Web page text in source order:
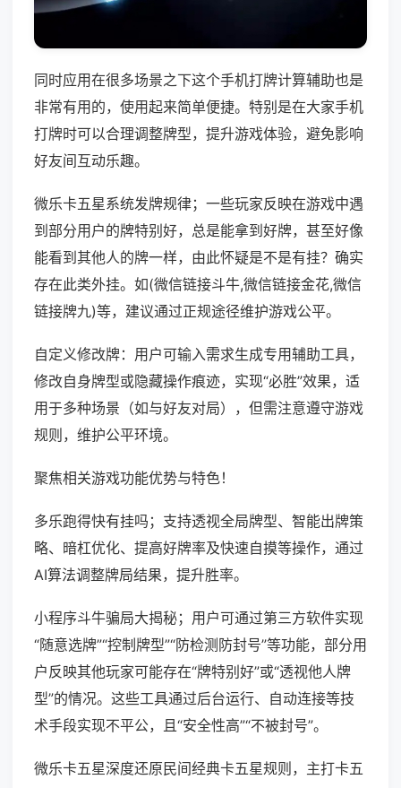
同时应用在很多场景之下这个手机打牌计算辅助也是
非常有用的，使用起来简单便捷。特别是在大家手机
打牌时可以合理调整牌型，提升游戏体验，避免影响
好友间互动乐趣。
微乐卡五星系统发牌规律；一些玩家反映在游戏中遇
到部分用户的牌特别好，总是能拿到好牌，甚至好像
能看到其他人的牌一样，由此怀疑是不是有挂？确实
存在此类外挂。如(微信链接斗牛,微信链接金花,微信
链接牌九)等，建议通过正规途径维护游戏公平。
自定义修改牌：用户可输入需求生成专用辅助工具，
修改自身牌型或隐藏操作痕迹，实现“必胜”效果，适
用于多种场景（如与好友对局），但需注意遵守游戏
规则，维护公平环境。
聚焦相关游戏功能优势与特色！
多乐跑得快有挂吗；支持透视全局牌型、智能出牌策
略、暗杠优化、提高好牌率及快速自摸等操作，通过
AI算法调整牌局结果，提升胜率。
小程序斗牛骗局大揭秘；用户可通过第三方软件实现
“随意选牌”“控制牌型”“防检测防封号”等功能，部分用
户反映其他玩家可能存在“牌特别好”或“透视他人牌
型”的情况。这些工具通过后台运行、自动连接等技
术手段实现不平公，且“安全性高”“不被封号”。
微乐卡五星深度还原民间经典卡五星规则，主打卡五